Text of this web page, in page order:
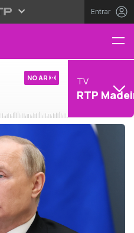
Entrar
NO AR TV
RTP